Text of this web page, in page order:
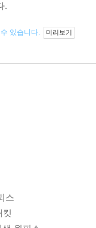
.
있습니다. 미리보기
스
킷